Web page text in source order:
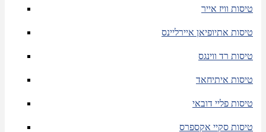
טיסות וויז אייר
טיסות אתיופיאן איירליינס
טיסות רד ווינגס
טיסות איתיחאד
טיסות פליי דובאי
טיסות סקיי אקספרס